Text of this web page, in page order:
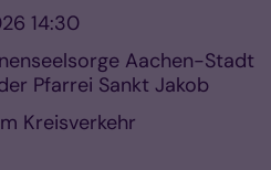
14:30
Aachen-Stadt
Pfarrei Sankt Jakob
Kreisverkehr